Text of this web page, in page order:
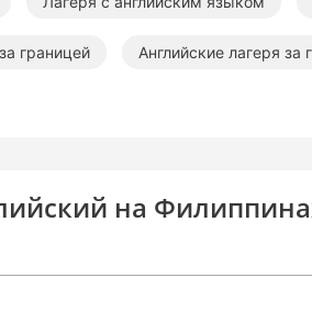
на
границей Английские лагеря за